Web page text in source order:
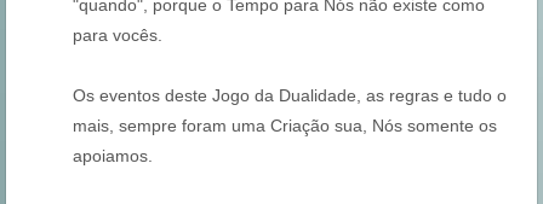
"quando", porque o Tempo para Nós não existe como
para vocês.
Os eventos deste Jogo da Dualidade, as regras e tudo o
mais, sempre foram uma Criação sua, Nós somente os
apoiamos.